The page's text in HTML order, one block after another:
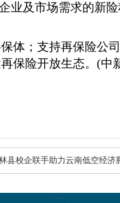
业及市场需求的新
体；支持再保险公
保险开放生态。(中
县校企联手助力云南低空经济